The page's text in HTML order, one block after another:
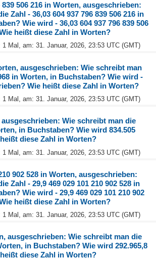
839 506 216 in Worten, ausgeschrieben:
Zahl - 36,03 604 937 796 839 506 216 in
Wie wird - 36,03 604 937 796 839 506
heißt diese Zahl in Worten?
1 Mal, am: 31. Januar, 2026, 23:53 UTC (GMT)
ausgeschrieben: Wie schreibt man
in Worten, in Buchstaben? Wie wird -
Wie heißt diese Zahl in Worten?
1 Mal, am: 31. Januar, 2026, 23:53 UTC (GMT)
ausgeschrieben: Wie schreibt man die
in Buchstaben? Wie wird 834.505
diese Zahl in Worten?
1 Mal, am: 31. Januar, 2026, 23:53 UTC (GMT)
902 528 in Worten, ausgeschrieben:
Zahl - 29,9 469 029 101 210 902 528 in
Wie wird - 29,9 469 029 101 210 902
heißt diese Zahl in Worten?
1 Mal, am: 31. Januar, 2026, 23:53 UTC (GMT)
ausgeschrieben: Wie schreibt man die
in Buchstaben? Wie wird 292.965,8
diese Zahl in Worten?